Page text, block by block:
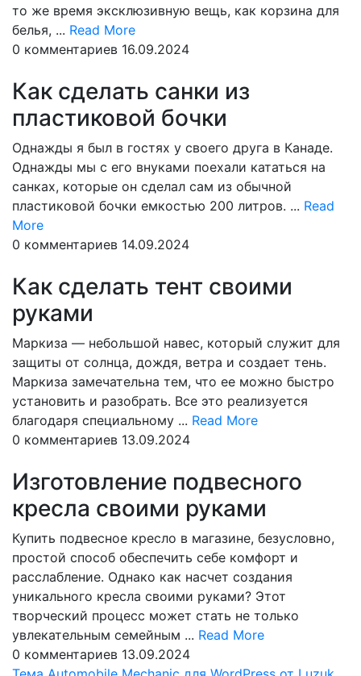
то же время эксклюзивную вещь, как корзина для
белья, ... Read MoreRead
More
0 комментариев 16.09.2024
Как сделать санки из
пластиковой бочки
Однажды я был в гостях у своего друга в Канаде.
Однажды мы с его внуками поехали кататься на
санках, которые он сделал сам из обычной
пластиковой бочки емкостью 200 литров. ... Read
MoreRead
More
0 комментариев 14.09.2024
Как сделать тент своими
руками
Маркиза — небольшой навес, который служит для
защиты от солнца, дождя, ветра и создает тень.
Маркиза замечательна тем, что ее можно быстро
установить и разобрать. Все это реализуется
благодаря специальному ... Read MoreRead
0 комментариев 13.09.2024
Изготовление подвесного
кресла своими руками
Купить подвесное кресло в магазине, безусловно,
простой способ обеспечить себе комфорт и
расслабление. Однако как насчет создания
уникального кресла своими руками? Этот
творческий процесс может стать не только
увлекательным семейным ... Read MoreRead
0 комментариев 13.09.2024